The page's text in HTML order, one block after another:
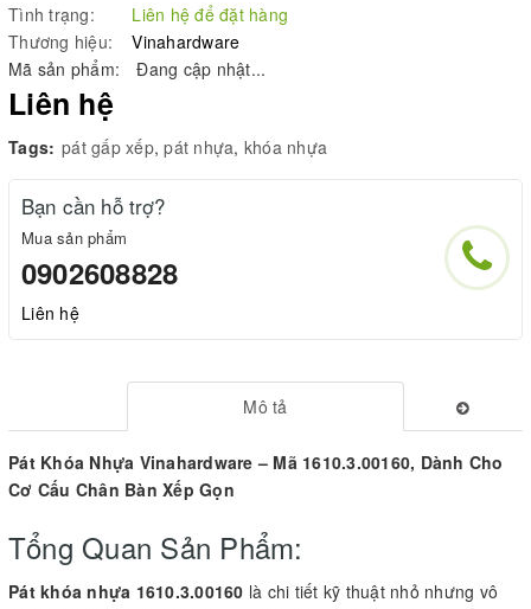
Tình trạng:
Liên hệ để đặt hàng
Thương hiệu:
Vinahardware
Mã sản phẩm:
Đang cập nhật...
Liên hệ
Tags: pát gấp xếp,pát nhựa, khóa nhựa
Bạn cần hỗ trợ?
Mua sản phẩm
0902608828
Liên hệ
Mô tả
Pát Khóa Nhựa Vinahardware – Mã 1610.3.00160, Dành Cho
Cơ Cấu Chân Bàn Xếp Gọn
Tổng Quan Sản Phẩm:
Pát khóa nhựa 1610.3.00160 là chi tiết kỹ thuật nhỏ nhưng vô